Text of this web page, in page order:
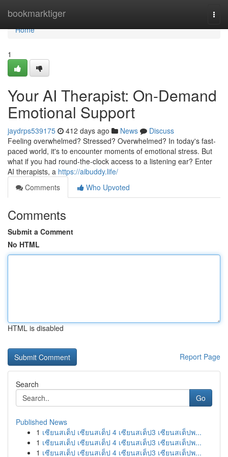
bookmarktiger
Home
Home
1
Your AI Therapist: On-Demand
Emotional Support
jaydrps539175 412 days ago News
Discuss
Feeling overwhelmed? Stressed? Overwhelmed? In today's fast-
paced world, it's to encounter moments of emotional stress. But
what if you had round-the-clock access to a listening ear? Enter
AI therapists, a https://aibuddy.life/
Comments
Who Upvoted
Comments
Submit a Comment
No HTML
HTML is disabled
Report Page
Search
Go
Published News
1 เซียนสเต็ป เซียนสเต็ป 4 เซียนสเต็ป3 เซียนสเต็ปพ...
1 เซียนสเต็ป เซียนสเต็ป 4 เซียนสเต็ป3 เซียนสเต็ปพ...
1 เซียนสเต็ป เซียนสเต็ป 4 เซียนสเต็ป3 เซียนสเต็ปพ...